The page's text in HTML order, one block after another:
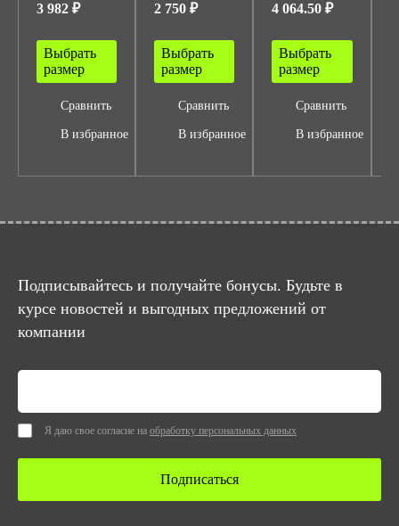
3 982 ₽
Выбрать
размер
Сравнить
В избранное
2 750 ₽
Выбрать
размер
Сравнить
В избранное
4 064.50 ₽
Выбрать
размер
Сравнить
В избранное
Подписывайтесь и получайте бонусы. Будьте в
курсе новостей и выгодных предложений от
компании
Я даю свое согласие на обработку персональных данных
Подписаться